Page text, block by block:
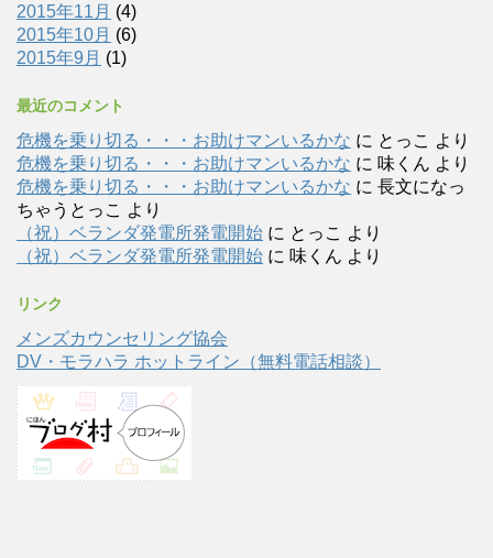
2015年11月 (4)
2015年10月 (6)
2015年9月 (1)
最近のコメント
危機を乗り切る・・・お助けマンいるかな に とっこ より
危機を乗り切る・・・お助けマンいるかな に 味くん より
危機を乗り切る・・・お助けマンいるかな に 長文になっ
ちゃうとっこ より
（祝）ベランダ発電所発電開始 に とっこ より
（祝）ベランダ発電所発電開始 に 味くん より
リンク
メンズカウンセリング協会
DV・モラハラ ホットライン（無料電話相談）